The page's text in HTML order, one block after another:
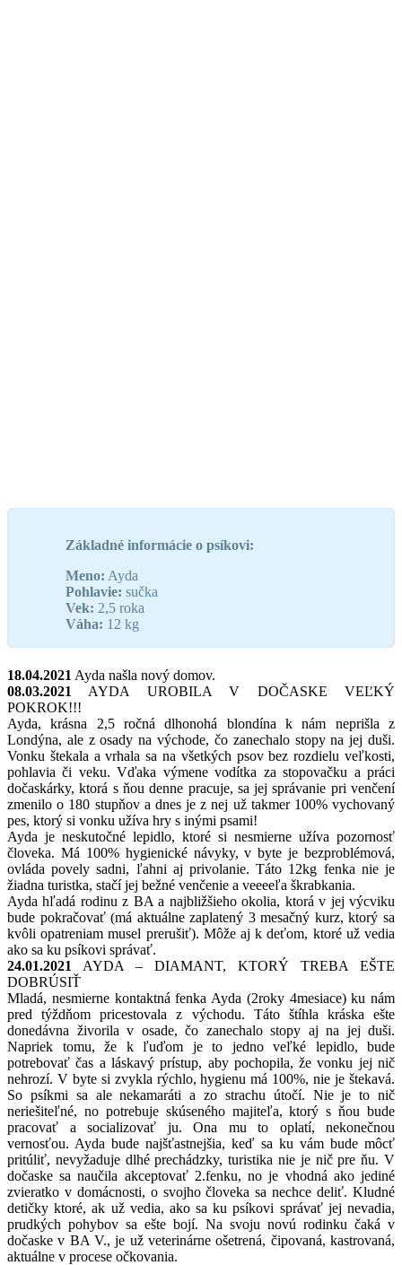
Základné informácie o psíkovi:
Meno: Ayda
Pohlavie: sučka
Vek: 2,5 roka
Váha: 12 kg
18.04.2021 Ayda našla nový domov.
08.03.2021
AYDA UROBILA V DOČASKE VEĽKÝ
POKROK!!!
Ayda, krásna 2,5 ročná dlhonohá blondína k nám neprišla z
Londýna, ale z osady na východe, čo zanechalo stopy na jej duši.
Vonku štekala a vrhala sa na všetkých psov bez rozdielu veľkosti,
pohlavia či veku. Vďaka výmene vodítka za stopovačku a práci
dočaskárky, ktorá s ňou denne pracuje, sa jej správanie pri venčení
zmenilo o 180 stupňov a dnes je z nej už takmer 100% vychovaný
pes, ktorý si vonku užíva hry s inými psami!
Ayda je neskutočné lepidlo, ktoré si nesmierne užíva pozornosť
človeka. Má 100% hygienické návyky, v byte je bezproblémová,
ovláda povely sadni, ľahni aj privolanie. Táto 12kg fenka nie je
žiadna turistka, stačí jej bežné venčenie a veeeeľa škrabkania.
Ayda hľadá rodinu z BA a najbližšieho okolia, ktorá v jej výcviku
bude pokračovať (má aktuálne zaplatený 3 mesačný kurz, ktorý sa
kvôli opatreniam musel prerušiť). Môže aj k deťom, ktoré už vedia
ako sa ku psíkovi správať.
24.01.2021
AYDA – DIAMANT, KTORÝ TREBA EŠTE
DOBRÚSIŤ
Mladá, nesmierne kontaktná fenka Ayda (2roky 4mesiace) ku nám
pred týždňom pricestovala z východu. Táto štíhla kráska ešte
donedávna živorila v osade, čo zanechalo stopy aj na jej duši.
Napriek tomu, že k ľuďom je to jedno veľké lepidlo, bude
potrebovať čas a láskavý prístup, aby pochopila, že vonku jej nič
nehrozí. V byte si zvykla rýchlo, hygienu má 100%, nie je štekavá.
So psíkmi sa ale nekamaráti a zo strachu útočí. Nie je to nič
neriešiteľné, no potrebuje skúseného majiteľa, ktorý s ňou bude
pracovať a socializovať ju. Ona mu to oplatí, nekonečnou
vernosťou. Ayda bude najšťastnejšia, keď sa ku vám bude môcť
pritúliť, nevyžaduje dlhé prechádzky, turistika nie je nič pre ňu. V
dočaske sa naučila akceptovať 2.fenku, no je vhodná ako jediné
zvieratko v domácnosti, o svojho človeka sa nechce deliť. Kludné
detičky ktoré, ak už vedia, ako sa ku psíkovi správať jej nevadia,
prudkých pohybov sa ešte bojí. Na svoju novú rodinku čaká v
dočaske v BA V., je už veterinárne ošetrená, čipovaná, kastrovaná,
aktuálne v procese očkovania.